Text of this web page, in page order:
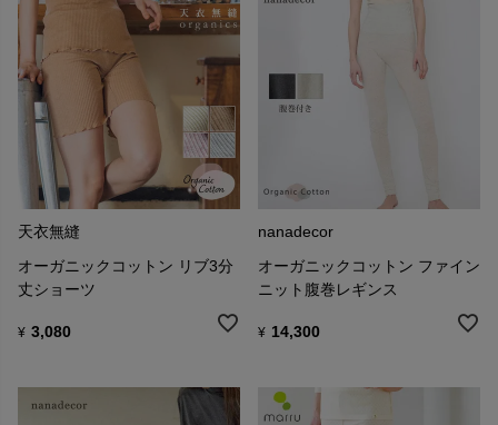
天衣無縫
オーガニックコットン リブ3分
丈ショーツ
¥ 3,080
nanadecor
オーガニックコットン ファイン
ニット腹巻レギンス
¥ 14,300